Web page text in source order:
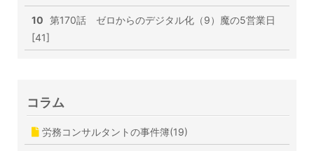
10 第170話 ゼロからのデジタル化（9）魔の5営業日
[41]
コラム
労務コンサルタントの事件簿(19)